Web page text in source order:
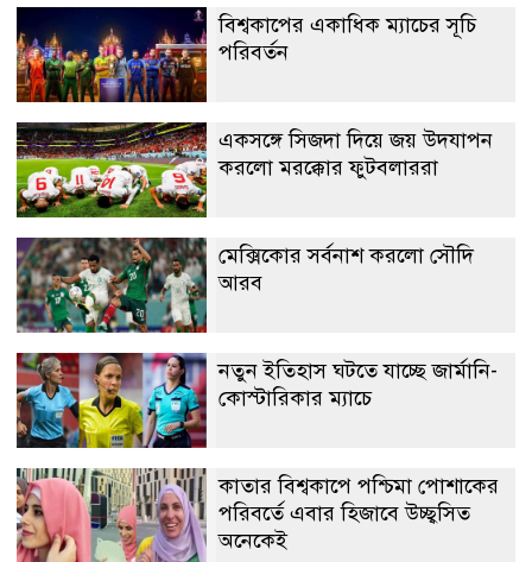
বিশ্বকাপের একাধিক ম্যাচের সূচি
পরিবর্তন
একসঙ্গে সিজদা দিয়ে জয় উদযাপন
করলো মরক্কোর ফুটবলাররা
মেক্সিকোর সর্বনাশ করলো সৌদি
আরব
নতুন ইতিহাস ঘটতে যাচ্ছে জার্মানি-
কোস্টারিকার ম্যাচে
কাতার বিশ্বকাপে পশ্চিমা পোশাকের
পরিবর্তে এবার হিজাবে উচ্ছ্বসিত
অনেকেই